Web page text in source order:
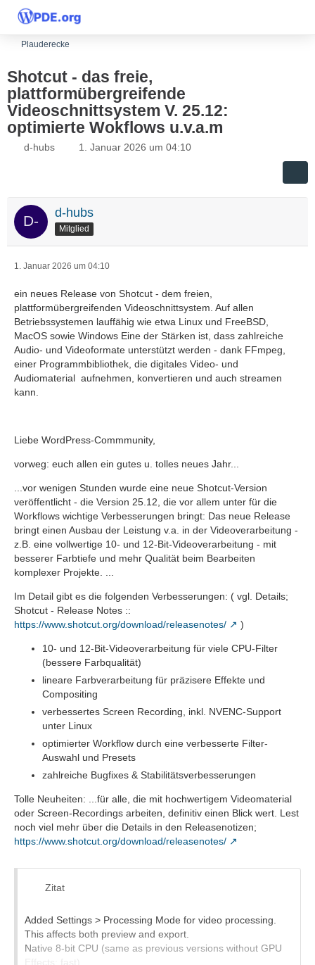
Plauderecke
Shotcut - das freie,
plattformübergreifende
Videoschnittsystem V. 25.12:
optimierte Wokflows u.v.a.m
d-hubs 1. Januar 2026 um 04:10
d-hubs
Mitglied
1. Januar 2026 um 04:10
ein neues Release von Shotcut - dem freien,
plattformübergreifenden Videoschnittsystem. Auf allen
Betriebssystemen lauffähig wie etwa Linux und FreeBSD,
MacOS sowie Windows Eine der Stärken ist, dass zahlreiche
Audio- und Videoformate unterstützt werden - dank FFmpeg,
einer Programmbibliothek, die digitales Video- und
Audiomaterial ️ aufnehmen, konvertieren und auch streamen
kann.
Liebe WordPress-Commmunity,
vorweg: euch allen ein gutes u. tolles neues Jahr...
...vor wenigen Stunden wurde eine neue Shotcut-Version
veröffentlicht - die Version 25.12, die vor allem unter für die
Workflows wichtige Verbesserungen bringt: Das neue Release
bringt einen Ausbau der Leistung v.a. in der Videoverarbeitung -
z.B. eine vollwertige 10- und 12-Bit-Videoverarbeitung - mit
besserer Farbtiefe und mehr Qualität beim Bearbeiten
komplexer Projekte. ...
Im Detail gibt es die folgenden Verbesserungen: ( vgl. Details;
Shotcut - Release Notes ::
https://www.shotcut.org/download/releasenotes/
)
10- und 12-Bit-Videoverarbeitung für viele CPU-Filter
(bessere Farbqualität)
lineare Farbverarbeitung für präzisere Effekte und
Compositing
verbessertes Screen Recording, inkl. NVENC-Support
unter Linux
optimierter Workflow durch eine verbesserte Filter-
Auswahl und Presets
zahlreiche Bugfixes & Stabilitätsverbesserungen
Tolle Neuheiten: ...für alle, die mit hochwertigem Videomaterial
oder Screen-Recordings arbeiten, definitiv einen Blick wert. Lest
noch viel mehr über die Details in den Releasenotizen;
https://www.shotcut.org/download/releasenotes/
Zitat
Added Settings > Processing Mode for video processing.
This affects both preview and export.
Native 8-bit CPU (same as previous versions without GPU